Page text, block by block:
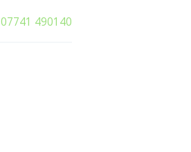
07741 490140